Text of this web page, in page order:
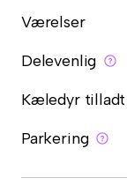
Værelser
Delevenlig
Kæledyr tilladt
Parkering